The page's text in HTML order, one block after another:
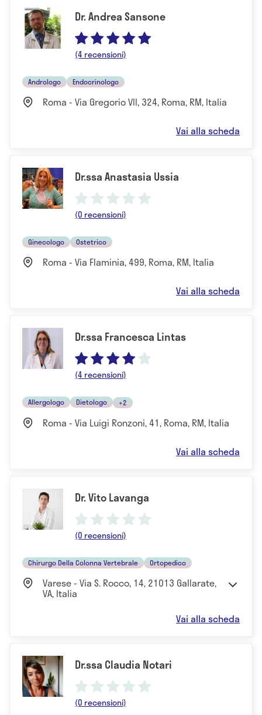
Dr. Andrea Sansone
(4 recensioni)
Andrologo Endocrinologo
Roma - Via Gregorio VII, 324, Roma, RM, Italia
Vai alla scheda
Dr.ssa Anastasia Ussia
(0 recensioni)
Ginecologo Ostetrico
Roma - Via Flaminia, 499, Roma, RM, Italia
Vai alla scheda
Dr.ssa Francesca Lintas
(4 recensioni)
Allergologo Dietologo +2
Roma - Via Luigi Ronzoni, 41, Roma, RM, Italia
Vai alla scheda
Dr. Vito Lavanga
(0 recensioni)
Chirurgo Della Colonna Vertebrale Ortopedico
Varese - Via S. Rocco, 14, 21013 Gallarate,
VA, Italia
Vai alla scheda
Dr.ssa Claudia Notari
(0 recensioni)